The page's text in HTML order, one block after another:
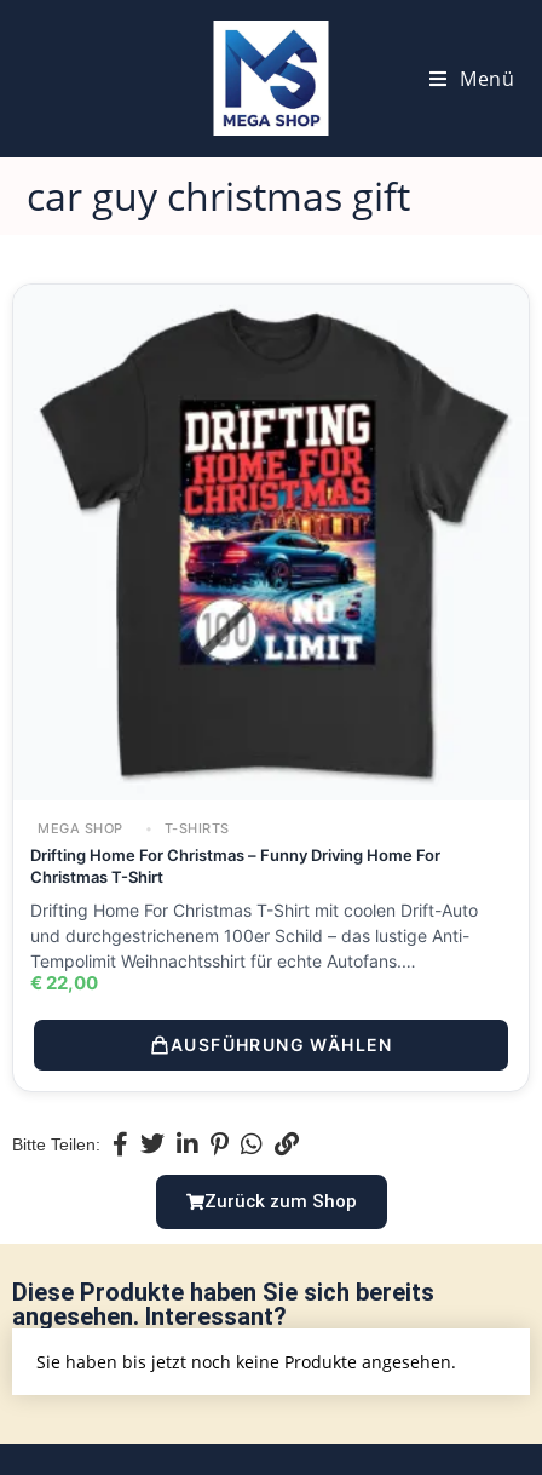
Menü
car guy christmas gift
MEGA SHOP T-SHIRTS
Drifting Home For Christmas – Funny Driving Home For
Christmas T-Shirt
Drifting Home For Christmas T-Shirt mit coolen Drift-Auto
und durchgestrichenem 100er Schild – das lustige Anti-
Tempolimit Weihnachtsshirt für echte Autofans.…
€ 22,00
AUSFÜHRUNG WÄHLEN
Bitte Teilen:
Zurück zum Shop
Diese Produkte haben Sie sich bereits
angesehen. Interessant?
Sie haben bis jetzt noch keine Produkte angesehen.